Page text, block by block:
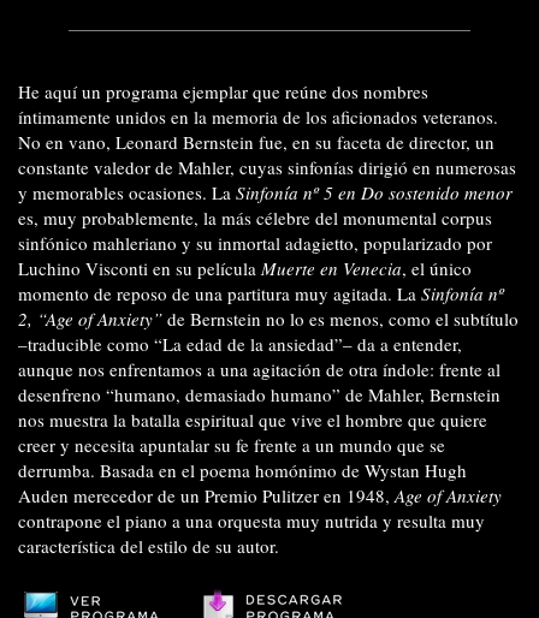
He aquí un programa ejemplar que reúne dos nombres
íntimamente unidos en la memoria de los aficionados veteranos.
No en vano, Leonard Bernstein fue, en su faceta de director, un
constante valedor de Mahler, cuyas sinfonías dirigió en numerosas
y memorables ocasiones. La Sinfonía nº 5 en Do sostenido menor
es, muy probablemente, la más célebre del monumental corpus
sinfónico mahleriano y su inmortal adagietto, popularizado por
Luchino Visconti en su película Muerte en Venecia, el único
momento de reposo de una partitura muy agitada. La Sinfonía nº
2, “Age of Anxiety” de Bernstein no lo es menos, como el subtítulo
–traducible como “La edad de la ansiedad”– da a entender,
aunque nos enfrentamos a una agitación de otra índole: frente al
desenfreno “humano, demasiado humano” de Mahler, Bernstein
nos muestra la batalla espiritual que vive el hombre que quiere
creer y necesita apuntalar su fe frente a un mundo que se
derrumba. Basada en el poema homónimo de Wystan Hugh
Auden merecedor de un Premio Pulitzer en 1948,Age of Anxiety
contrapone el piano a una orquesta muy nutrida y resulta muy
característica del estilo de su autor.